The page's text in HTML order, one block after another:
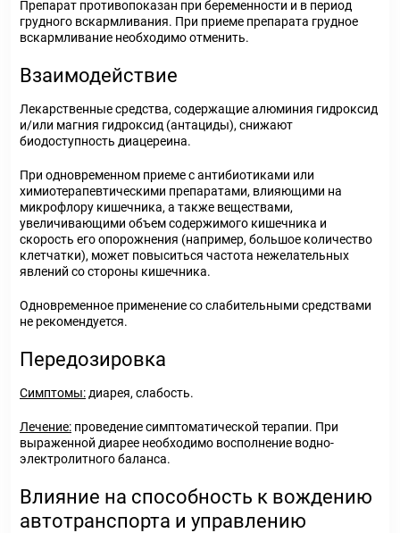
Препарат противопоказан при беременности и в период
грудного вскармливания. При приеме препарата грудное
вскармливание необходимо отменить.
Взаимодействие
Лекарственные средства, содержащие алюминия гидроксид
и/или магния гидроксид (антациды), снижают
биодоступность диацереина.
При одновременном приеме с антибиотиками или
химиотерапевтическими препаратами, влияющими на
микрофлору кишечника, а также веществами,
увеличивающими объем содержимого кишечника и
скорость его опорожнения (например, большое количество
клетчатки), может повыситься частота нежелательных
явлений со стороны кишечника.
Одновременное применение со слабительными средствами
не рекомендуется.
Передозировка
Симптомы: диарея, слабость.
Лечение: проведение симптоматической терапии. При
выраженной диарее необходимо восполнение водно-
электролитного баланса.
Влияние на способность к вождению
автотранспорта и управлению